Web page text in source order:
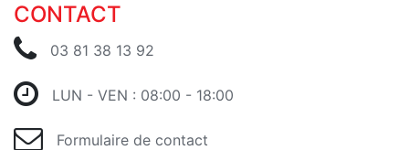
CONTACT
03 81 38 13 92
LUN - VEN : 08:00 - 18:00
Formulaire de contact